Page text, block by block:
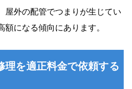
屋外の配管でつまりが生じてい
になる傾向にあります。
理を適正料金で依頼する